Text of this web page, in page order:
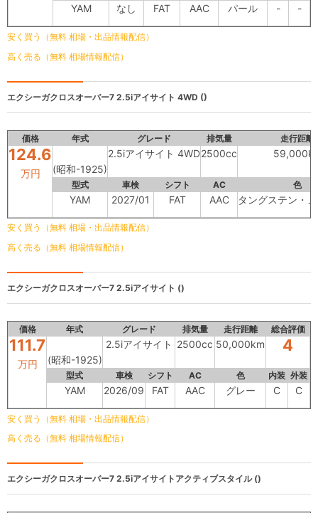
YAM なし FAT AAC パール - -
安く買う（無料 相場・出品情報配信）
高く売る（無料 相場情報配信）
エクシーガクロスオーバー7 2.5iアイサイト 4WD ()
価格 年式 グレード 排気量 走行距離
124.6
万円 (昭和-1925)
2.5iアイサイト 4WD2500cc
型式 車検 シフト AC 色
YAM 2027/01 FAT AAC タングステン・
安く買う（無料 相場・出品情報配信）
高く売る（無料 相場情報配信）
エクシーガクロスオーバー7 2.5iアイサイト ()
価格 年式 グレード 排気量 走行距離 総合評価
111.7
万円 (昭和-1925)
2.5iアイサイト 2500cc 50,000km 4
型式 車検 シフト AC 色 内装 外装
YAM 2026/09 FAT AAC グレー C C
安く買う（無料 相場・出品情報配信）
高く売る（無料 相場情報配信）
エクシーガクロスオーバー7 2.5iアイサイトアクティブスタイル ()